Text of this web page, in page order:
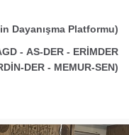
Dayanışma Platformu)
- AS-DER - ERİMDER
DER - MEMUR-SEN)